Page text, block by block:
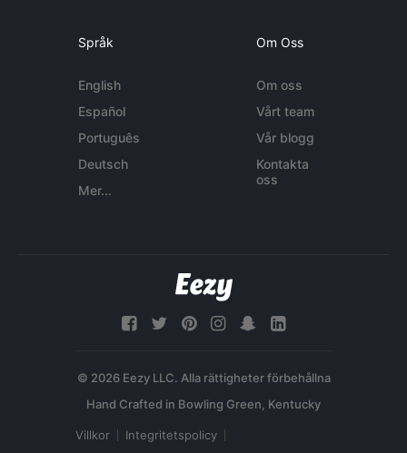
Språk
English
Español
Português
Deutsch
Mer...
Om Oss
Om oss
Vårt team
Vår blogg
Kontakta
oss
© 2026 Eezy LLC. Alla rättigheter förbehållna
Villkor Integritetspolicy